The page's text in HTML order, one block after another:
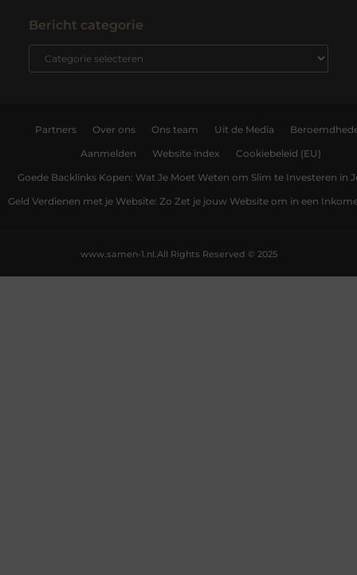
Bericht categorie
Partners Over ons Ons team Uit de Media
Aanmelden Website index Cookiebeleid (EU)
Goede Backlinks Kopen: Wat Je Moet Weten om Slim te Investeren in
Geld Verdienen met je Website: Zo Zet je jouw Website om in een
All Rights Reserved © 2025
www.samen-1.nl.